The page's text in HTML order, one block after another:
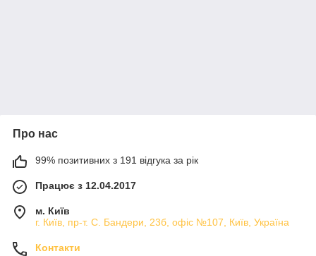
Про нас
99% позитивних з 191 відгука за рік
Працює з 12.04.2017
м. Київ
г. Київ, пр-т. С. Бандери, 23б, офіс №107, Київ, Україна
Контакти